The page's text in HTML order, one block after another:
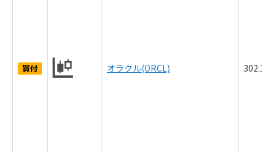
買付 オラクル(ORCL) 302.14